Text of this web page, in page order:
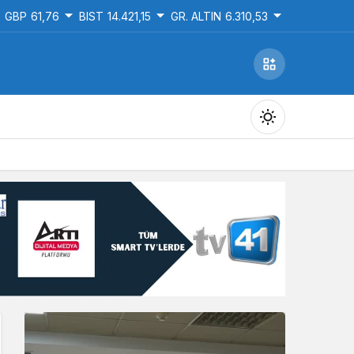
GBP 61,76 BIST 14.421,15 GR. ALTIN 6.310,53
Gündüz Modu
Gündüz modunu seçin.
Gece modunu seçin.